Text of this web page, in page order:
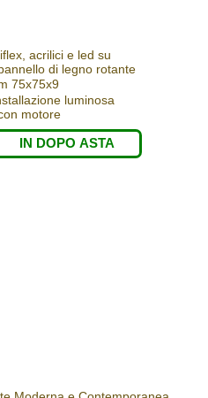
acrilici e led su
di legno rotante
75x75x9
luminosa
motore
IN DOPO ASTA